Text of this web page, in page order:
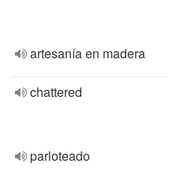
artesanía en madera
chattered
parloteado